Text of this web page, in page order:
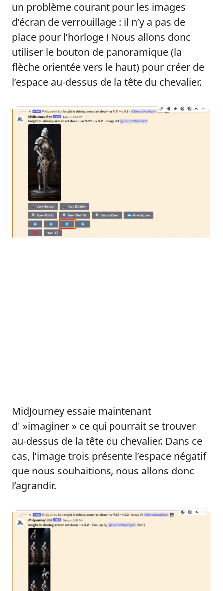
un problème courant pour les images
d’écran de verrouillage : il n’y a pas de
place pour l’horloge ! Nous allons donc
utiliser le bouton de panoramique (la
flèche orientée vers le haut) pour créer de
l’espace au-dessus de la tête du chevalier.
MidJourney essaie maintenant
d' »imaginer » ce qui pourrait se trouver
au-dessus de la tête du chevalier. Dans ce
cas, l’image trois présente l’espace négatif
que nous souhaitions, nous allons donc
l’agrandir.